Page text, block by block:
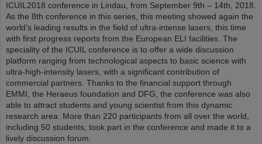
ICUIL2018 conference in Lindau, from September 9th – 14th, 2018.
As the 8th conference in this series, this meeting showed again the
world’s leading results in the field of ultra-intense lasers, this time
with first progress reports from the European ELI facilities. The
speciality of the ICUIL conference is to offer a wide discussion
platform ranging from technological aspects to basic science with
ultra-high-intensity lasers, with a significant contribution of
commercial partners. Thanks to the financial support through
EMMI, the Heraeus foundation and DFG, the conference was also
able to attract students and young scientist from this dynamic
research area. More than 220 participants from all over the world,
including 50 students, took part in the conference and made it to a
lively discussion forum.